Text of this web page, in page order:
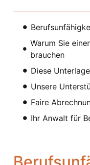
Warum Sie
brauchen
Diese
Unsere
Faire
Ihr Anwalt für